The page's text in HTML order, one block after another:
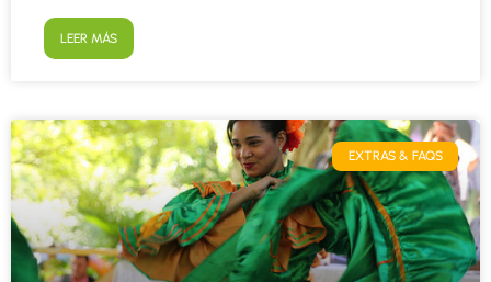
LEER MÁS
EXTRAS & FAQS